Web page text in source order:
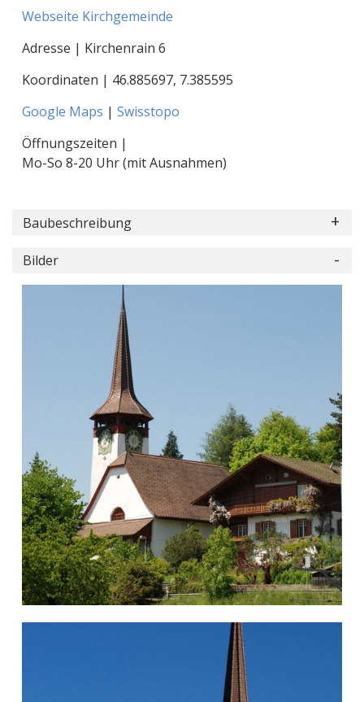
Webseite Kirchgemeinde
Adresse | Kirchenrain 6
Koordinaten | 46.885697, 7.385595
Google Maps | Swisstopo
Öffnungszeiten |
Mo-So 8-20 Uhr (mit Ausnahmen)
Baubeschreibung
Bilder